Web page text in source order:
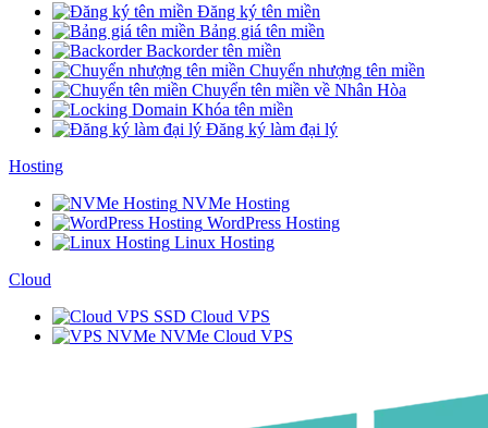
Đăng ký tên miền
Bảng giá tên miền
Backorder tên miền
Chuyển nhượng tên miền
Chuyển tên miền về Nhân Hòa
Khóa tên miền
Đăng ký làm đại lý
Hosting
NVMe Hosting
WordPress Hosting
Linux Hosting
Cloud
SSD Cloud VPS
NVMe Cloud VPS